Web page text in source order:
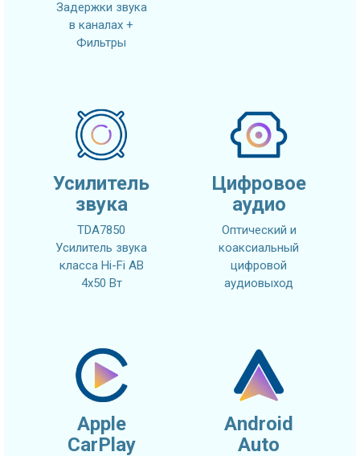
Задержки звука
в каналах +
Фильтры
Усилитель
звука
TDA7850
Усилитель звука
класса Hi-Fi AB
4x50 Вт
Цифровое
аудио
Оптический и
коаксиальный
цифровой
аудиовыход
Apple
CarPlay
Android
Auto